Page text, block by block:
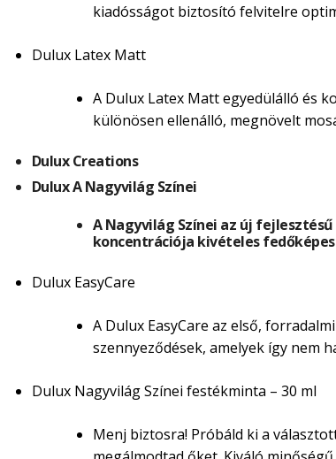
kiadósságot biztosító felvitelre
Dulux Latex Matt
A Dulux Latex Matt egyedülálló és
különösen ellenálló, megnövelt
Dulux Creations
Dulux A Nagyvilág Színei
A Nagyvilág Színei az új
koncentrációja kivételes
Dulux EasyCare
A Dulux EasyCare az első,
szennyeződések, amelyek így nem
Dulux Nagyvilág Színei festékminta – 30 ml
Menj biztosra! Próbáld ki a